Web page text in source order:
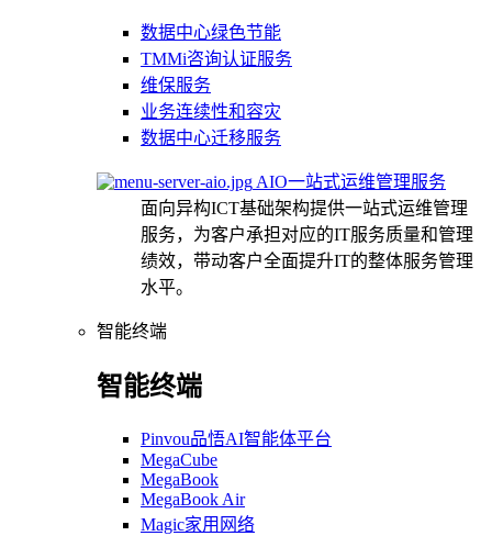
数据中心绿色节能
TMMi咨询认证服务
维保服务
业务连续性和容灾
数据中心迁移服务
AIO一站式运维管理服务
面向异构ICT基础架构提供一站式运维管理
服务，为客户承担对应的IT服务质量和管理
绩效，带动客户全面提升IT的整体服务管理
水平。
智能终端
智能终端
Pinvou品悟AI智能体平台
MegaCube
MegaBook
MegaBook Air
Magic家用网络